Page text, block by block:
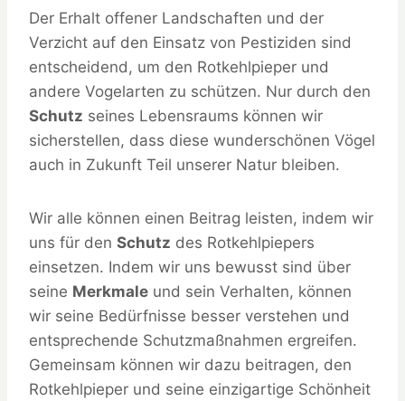
Der Erhalt offener Landschaften und der
Verzicht auf den Einsatz von Pestiziden sind
entscheidend, um den Rotkehlpieper und
andere Vogelarten zu schützen. Nur durch den
Schutz seines Lebensraums können wir
sicherstellen, dass diese wunderschönen Vögel
auch in Zukunft Teil unserer Natur bleiben.
Wir alle können einen Beitrag leisten, indem wir
uns für den Schutz des Rotkehlpiepers
einsetzen. Indem wir uns bewusst sind über
seine Merkmale und sein Verhalten, können
wir seine Bedürfnisse besser verstehen und
entsprechende Schutzmaßnahmen ergreifen.
Gemeinsam können wir dazu beitragen, den
Rotkehlpieper und seine einzigartige Schönheit